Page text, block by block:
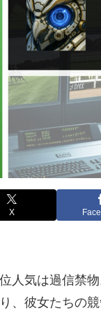
X
人気は過信禁
、彼女たちの競